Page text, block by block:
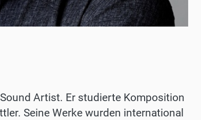
Artist. Er studierte Komposition
Seine Werke wurden international